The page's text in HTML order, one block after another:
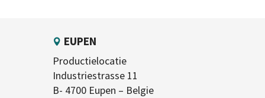
EUPEN
Productielocatie
Industriestrasse 11
B- 4700 Eupen – Belgie